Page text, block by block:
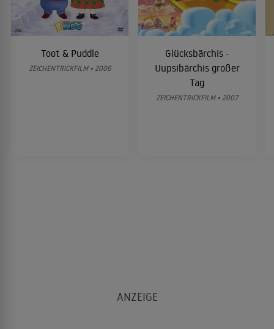
Toot & Puddle
ZEICHENTRICKFILM • 2006
Glücksbärchis -
Uupsibärchis großer
Tag
ZEICHENTRICKFILM • 2007